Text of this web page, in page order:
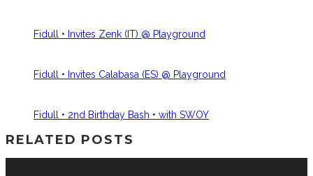
Fidull • Invites Zenk (IT) @ Playground
Fidull • Invites Calabasa (ES) @ Playground
Fidull • 2nd Birthday Bash • with SWOY
RELATED POSTS